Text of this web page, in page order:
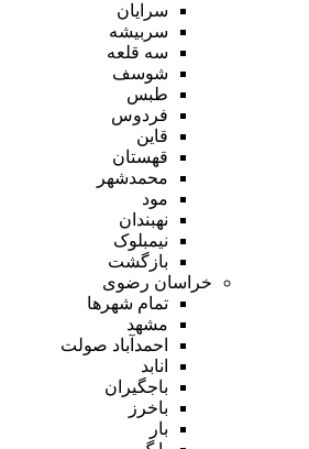
سرایان
سربیشه
سه قلعه
شوسف
طبس
فردوس
قاین
قهستان
محمدشهر
مود
نهبندان
نیمبلوک
بازگشت
خراسان رضوی
تمام شهر‌ها
مشهد
احمدآباد صولت
انابد
باجگیران
باخرز
بار